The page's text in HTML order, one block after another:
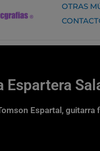
OTRAS
Espartera
Espartal,